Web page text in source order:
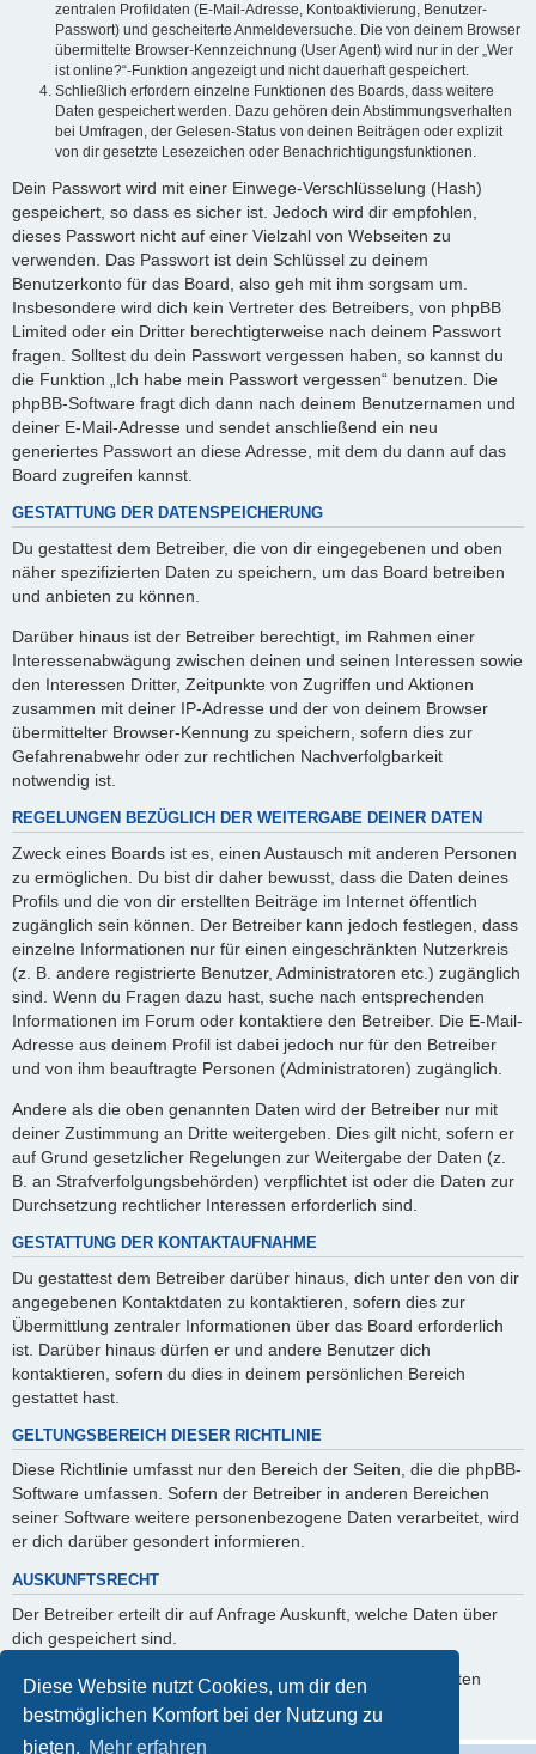
Diese Website nutzt Cookies, um dir den
bestmöglichen Komfort bei der Nutzung zu
bieten. Mehr erfahren
zentralen Profildaten (E-Mail-Adresse, Kontoaktivierung, Benutzer-
Passwort) und gescheiterte Anmeldeversuche. Die von deinem Browser
übermittelte Browser-Kennzeichnung (User Agent) wird nur in der „Wer
ist online?“-Funktion angezeigt und nicht dauerhaft gespeichert.
Schließlich erfordern einzelne Funktionen des Boards, dass weitere
Daten gespeichert werden. Dazu gehören dein Abstimmungsverhalten
bei Umfragen, der Gelesen-Status von deinen Beiträgen oder explizit
von dir gesetzte Lesezeichen oder Benachrichtigungsfunktionen.
Dein Passwort wird mit einer Einwege-Verschlüsselung (Hash)
gespeichert, so dass es sicher ist. Jedoch wird dir empfohlen,
dieses Passwort nicht auf einer Vielzahl von Webseiten zu
verwenden. Das Passwort ist dein Schlüssel zu deinem
Benutzerkonto für das Board, also geh mit ihm sorgsam um.
Insbesondere wird dich kein Vertreter des Betreibers, von phpBB
Limited oder ein Dritter berechtigterweise nach deinem Passwort
fragen. Solltest du dein Passwort vergessen haben, so kannst du
die Funktion „Ich habe mein Passwort vergessen“ benutzen. Die
phpBB-Software fragt dich dann nach deinem Benutzernamen und
deiner E-Mail-Adresse und sendet anschließend ein neu
generiertes Passwort an diese Adresse, mit dem du dann auf das
Board zugreifen kannst.
GESTATTUNG DER DATENSPEICHERUNG
Du gestattest dem Betreiber, die von dir eingegebenen und oben
näher spezifizierten Daten zu speichern, um das Board betreiben
und anbieten zu können.
Darüber hinaus ist der Betreiber berechtigt, im Rahmen einer
Interessenabwägung zwischen deinen und seinen Interessen sowie
den Interessen Dritter, Zeitpunkte von Zugriffen und Aktionen
zusammen mit deiner IP-Adresse und der von deinem Browser
übermittelter Browser-Kennung zu speichern, sofern dies zur
Gefahrenabwehr oder zur rechtlichen Nachverfolgbarkeit
notwendig ist.
REGELUNGEN BEZÜGLICH DER WEITERGABE DEINER DATEN
Zweck eines Boards ist es, einen Austausch mit anderen Personen
zu ermöglichen. Du bist dir daher bewusst, dass die Daten deines
Profils und die von dir erstellten Beiträge im Internet öffentlich
zugänglich sein können. Der Betreiber kann jedoch festlegen, dass
einzelne Informationen nur für einen eingeschränkten Nutzerkreis
(z. B. andere registrierte Benutzer, Administratoren etc.) zugänglich
sind. Wenn du Fragen dazu hast, suche nach entsprechenden
Informationen im Forum oder kontaktiere den Betreiber. Die E-Mail-
Adresse aus deinem Profil ist dabei jedoch nur für den Betreiber
und von ihm beauftragte Personen (Administratoren) zugänglich.
Andere als die oben genannten Daten wird der Betreiber nur mit
deiner Zustimmung an Dritte weitergeben. Dies gilt nicht, sofern er
auf Grund gesetzlicher Regelungen zur Weitergabe der Daten (z.
B. an Strafverfolgungsbehörden) verpflichtet ist oder die Daten zur
Durchsetzung rechtlicher Interessen erforderlich sind.
GESTATTUNG DER KONTAKTAUFNAHME
Du gestattest dem Betreiber darüber hinaus, dich unter den von dir
angegebenen Kontaktdaten zu kontaktieren, sofern dies zur
Übermittlung zentraler Informationen über das Board erforderlich
ist. Darüber hinaus dürfen er und andere Benutzer dich
kontaktieren, sofern du dies in deinem persönlichen Bereich
gestattet hast.
GELTUNGSBEREICH DIESER RICHTLINIE
Diese Richtlinie umfasst nur den Bereich der Seiten, die die phpBB-
Software umfassen. Sofern der Betreiber in anderen Bereichen
seiner Software weitere personenbezogene Daten verarbeitet, wird
er dich darüber gesondert informieren.
AUSKUNFTSRECHT
Der Betreiber erteilt dir auf Anfrage Auskunft, welche Daten über
dich gespeichert sind.
Du kannst jederzeit die Löschung bzw. Sperrung deiner Daten
verlangen. Kontaktiere hierzu bitte den Betreiber.